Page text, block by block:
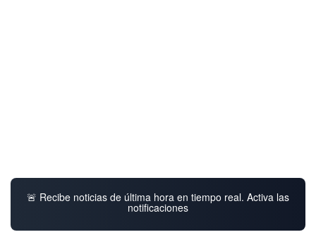
🚨 Recibe noticias de última hora en tiempo real. Activa las
notificaciones